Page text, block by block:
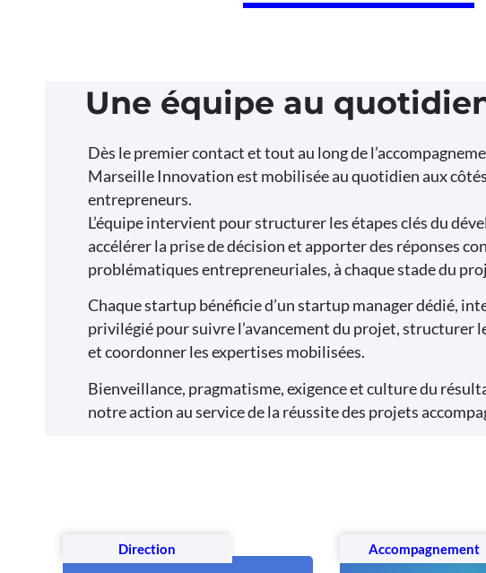
Une équipe au
Dès le premier contact et tout au long de
Marseille Innovation est mobilisée au quotidien aux
entrepreneurs.
L’équipe intervient pour structurer les étapes clés du
accélérer la prise de décision et apporter des réponses
problématiques entrepreneuriales, à chaque stade du
Chaque startup bénéficie d’un startup manager dédié,
privilégié pour suivre l’avancement du projet, structurer
et coordonner les expertises mobilisées.
Bienveillance, pragmatisme, exigence et culture du
notre action au service de la réussite des projets
Direction Accompagnement